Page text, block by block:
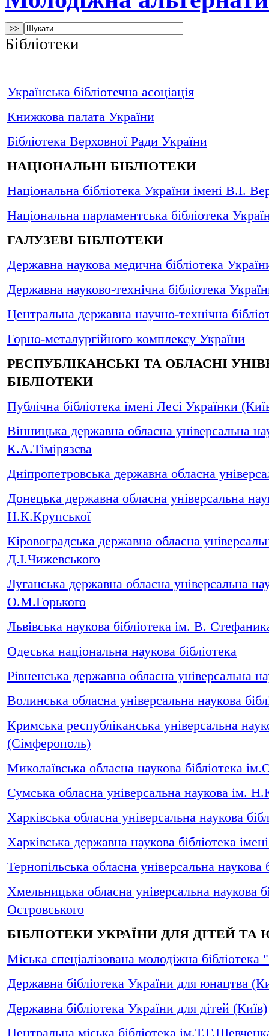
Бібліотеки
Українська бібліотечна асоціація
Книжкова палата України
Бібліотека Верховної Ради України
НАЦІОНАЛЬНІ БІБЛІОТЕКИ
Національна бібліотека України імені В.І.
Національна парламентська бібліотека
ГАЛУЗЕВІ БІБЛІОТЕКИ
Державна наукова медична бібліотека
Державна науково-технічна бібліотека
Центральна державна научно-технічна
Горно-металургійного комплексу України
РЕСПУБЛІКАНСЬКІ ТА ОБЛАСНІ
БІБЛІОТЕКИ
Публічна бібліотека імені Лесі Українки
Вінницька державна обласна універсальна
К.А.Тімірязєва
Дніпропетровська державна обласна
Донецька державна обласна універсальна
Н.К.Крупської
Кіровоградська державна обласна
Д.І.Чижевського
Луганська державна обласна універсальна
О.М.Горького
Львівська наукова бібліотека ім. В.
Одеська національна наукова бібліотека
Рівненська державна обласна універсальна
Волинська обласна універсальна наукова
Кримська республіканська універсальна
(Сімферополь)
Миколаївська обласна наукова бібліотека
Сумська обласна універсальна наукова ім.
Харківська обласна універсальна наукова
Харківська державна наукова бібліотека
Тернопільська обласна універсальна наукова
Хмельницька обласна універсальна наукова
Островського
БІБЛІОТЕКИ УКРАЇНИ ДЛЯ ДІТЕЙ
Міська спеціалізована молодіжна
Державна бібліотека України для юнацтва
Державна бібліотека України для дітей (Київ)
Центральна міська бібліотека